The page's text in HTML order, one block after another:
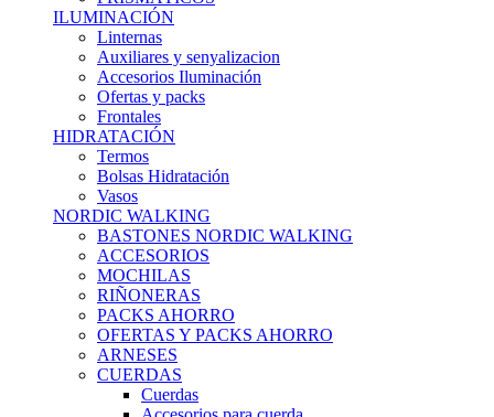
ILUMINACIÓN
Linternas
Auxiliares y senyalizacion
Accesorios Iluminación
Ofertas y packs
Frontales
HIDRATACIÓN
Termos
Bolsas Hidratación
Vasos
NORDIC WALKING
BASTONES NORDIC WALKING
ACCESORIOS
MOCHILAS
RIÑONERAS
PACKS AHORRO
OFERTAS Y PACKS AHORRO
ARNESES
CUERDAS
Cuerdas